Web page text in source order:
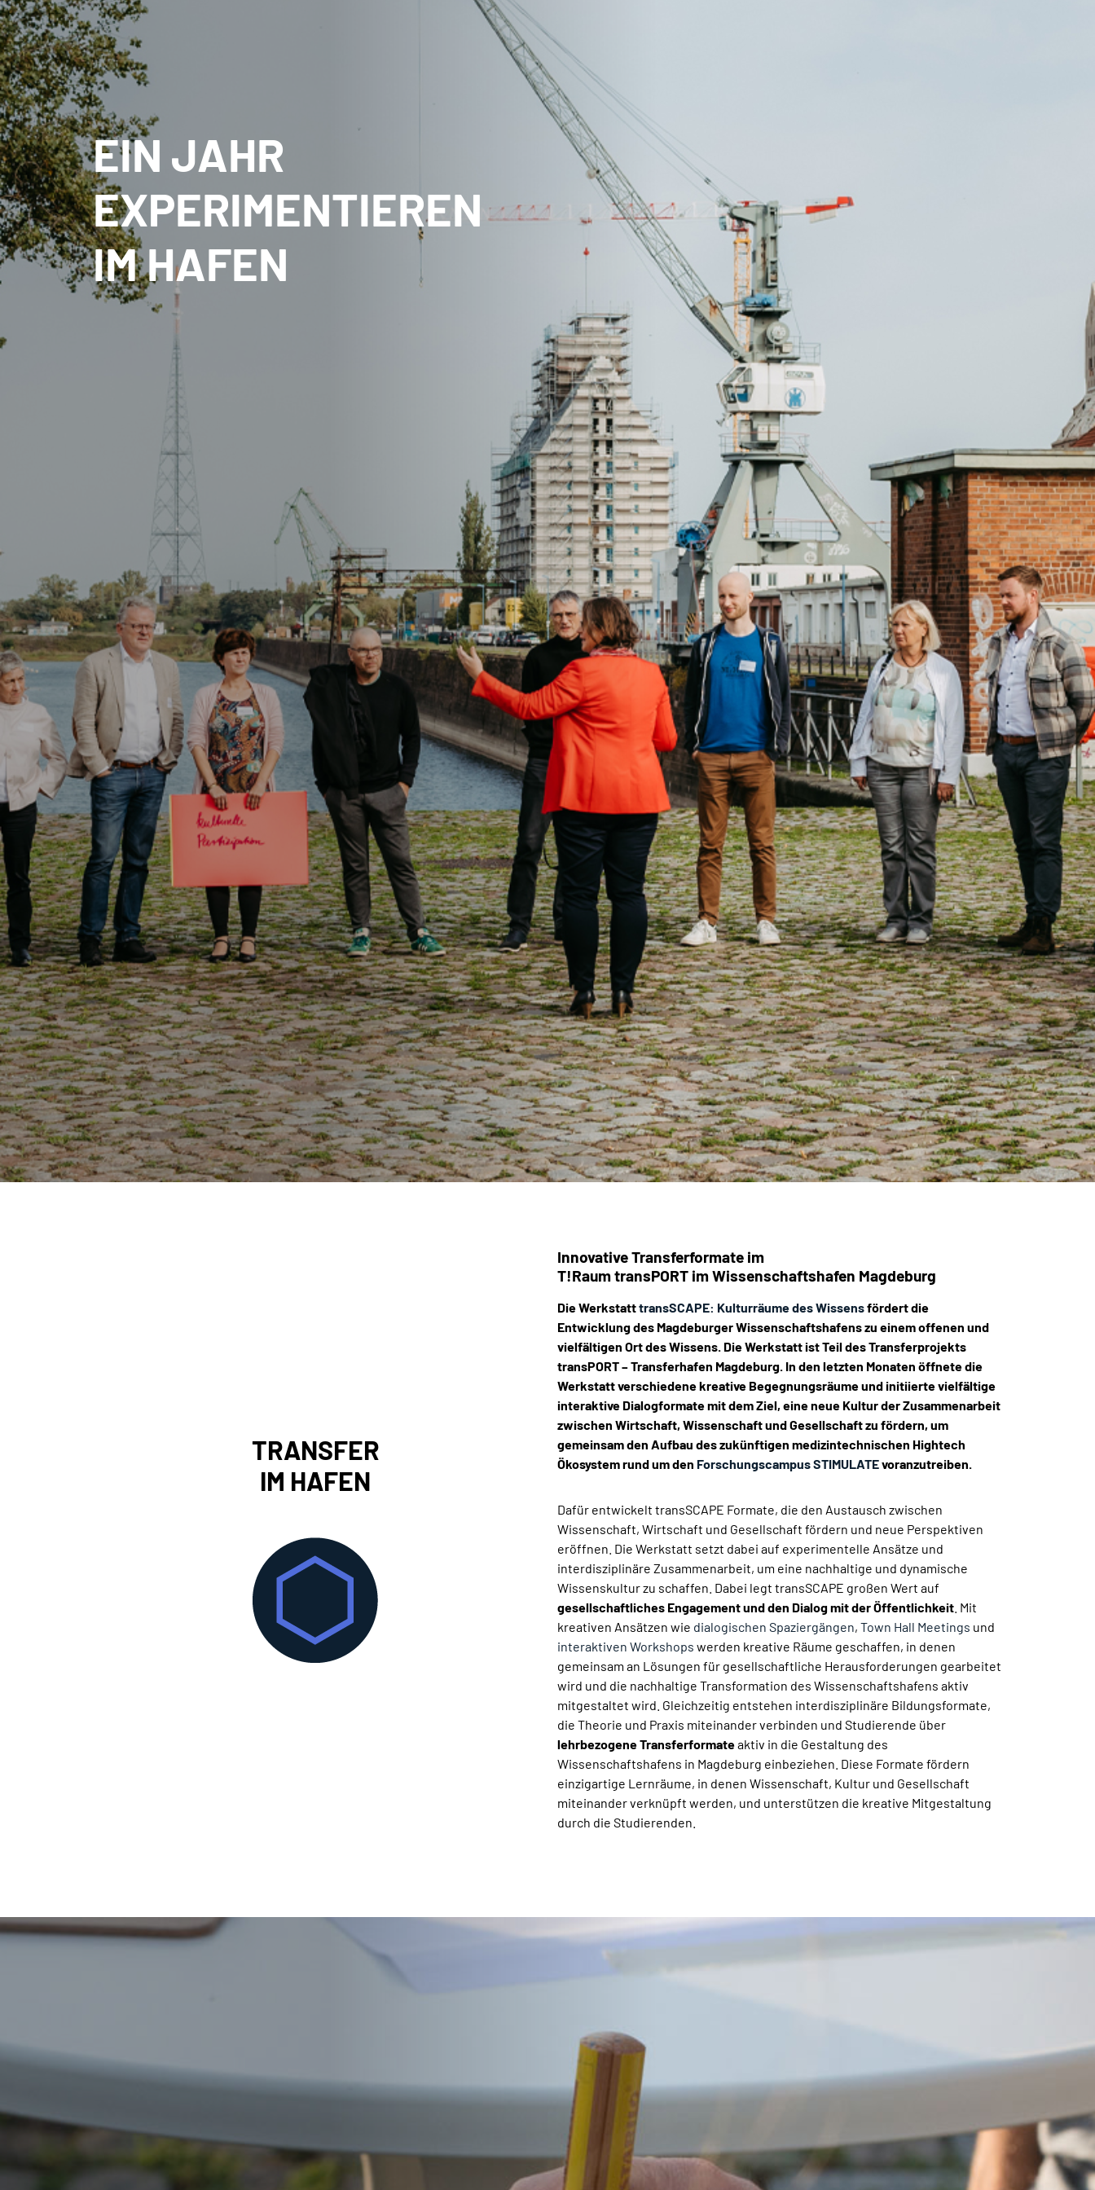
EIN JAHR
EXPERIMENTIEREN
IM HAFEN
TRANSFER
IM HAFEN
Innovative Transferformate im
T!Raum transPORT im Wissenschaftshafen Magdeburg
Die WerkstatttransSCAPE: Kulturräume des Wissensfördert die
Entwicklung des Magdeburger Wissenschaftshafens zu einem offenen und
vielfältigen Ort des Wissens. Die Werkstatt ist Teil des Transferprojekts
transPORT – Transferhafen Magdeburg. In den letzten Monaten öffnete die
Werkstatt verschiedene kreative Begegnungsräume und initiierte vielfältige
interaktive Dialogformate mit dem Ziel, eine neue Kultur der Zusammenarbeit
zwischen Wirtschaft, Wissenschaft und Gesellschaft zu fördern, um
gemeinsam den Aufbau des zukünftigen medizintechnischen Hightech
Ökosystem rund um den Forschungscampus STIMULATEvoranzutreiben.
Dafür entwickelt transSCAPE Formate, die den Austausch zwischen
Wissenschaft, Wirtschaft und Gesellschaft fördern und neue Perspektiven
eröffnen. Die Werkstatt setzt dabei auf experimentelle Ansätze und
interdisziplinäre Zusammenarbeit, um eine nachhaltige und dynamische
Wissenskultur zu schaffen. Dabei legt transSCAPE großen Wert auf
gesellschaftliches Engagement und den Dialog mit der Öffentlichkeit . Mit
kreativen Ansätzen wie dialogischen Spaziergängen, Town Hall Meetings und
interaktiven Workshops werden kreative Räume geschaffen, in denen
gemeinsam an Lösungen für gesellschaftliche Herausforderungen gearbeitet
wird und die nachhaltige Transformation des Wissenschaftshafens aktiv
mitgestaltet wird. Gleichzeitig entstehen interdisziplinäre Bildungsformate,
die Theorie und Praxis miteinander verbinden und Studierende über
lehrbezogene Transferformateaktiv in die Gestaltung des
Wissenschaftshafens in Magdeburg einbeziehen. Diese Formate fördern
einzigartige Lernräume, in denen Wissenschaft, Kultur und Gesellschaft
miteinander verknüpft werden, und unterstützen die kreative Mitgestaltung
durch die Studierenden.